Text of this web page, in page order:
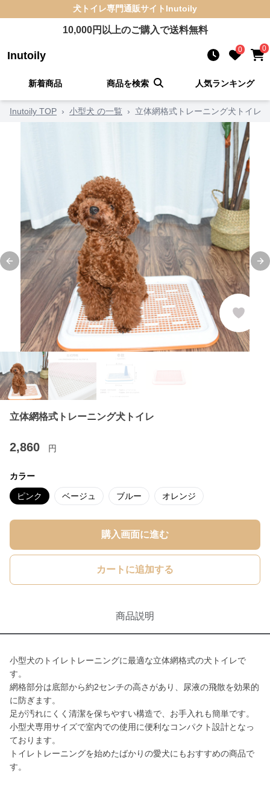
犬トイレ専門通販サイト Inutoily
10,000円以上のご購入で送料無料
Inutoily 0 0
新着商品 商品を検索 人気ランキング
Inutoily TOP › 小型犬 の一覧 › 立体網格式トレーニング犬トイレ
Previous slide
立体網格式トレーニング犬トイレ
2,860 円
カラー
ピンク ベージュ ブルー オレンジ
購入画面に進む
カートに追加する
商品説明
小型犬のトイレトレーニングに最適な立体網格式の犬トイレで
す。
網格部分は底部から約2センチの高さがあり、尿液の飛散を効果的
に防ぎます。
足が汚れにくく清潔を保ちやすい構造で、お手入れも簡単です。
小型犬専用サイズで室内での使用に便利なコンパクト設計となっ
ております。
トイレトレーニングを始めたばかりの愛犬にもおすすめの商品で
す。